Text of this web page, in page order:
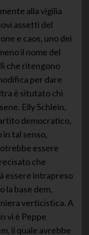
alla vigilia
assetti del
e caos, uno dei
il nome del
che ritengono
per dare
è situtato chi
Elly Schlein,
democratico,
tal senso,
essere
che
essere intrapreso
la base dem,
verticistica. A
vi è Peppe
il quale avrebbe